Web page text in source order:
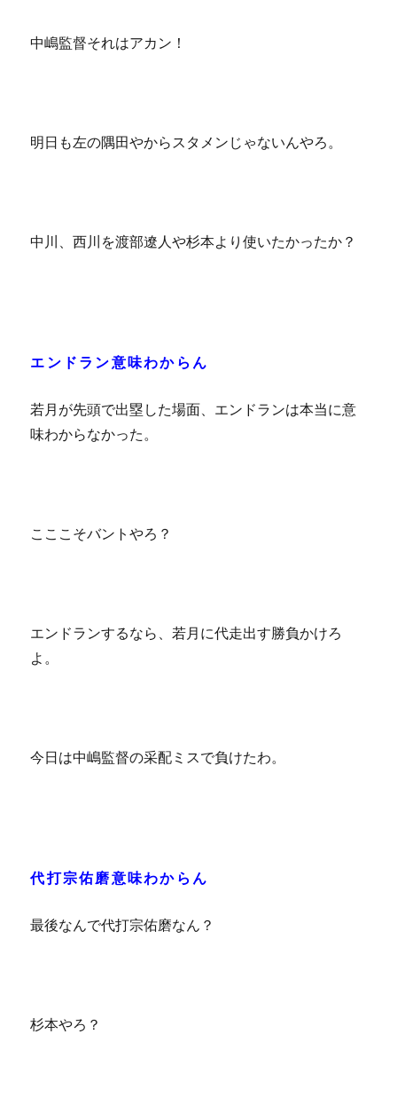
中嶋監督それはアカン！
明日も左の隅田やからスタメンじゃないんやろ。
中川、西川を渡部遼人や杉本より使いたかったか？
エンドラン意味わからん
若月が先頭で出塁した場面、エンドランは本当に意
味わからなかった。
こここそバントやろ？
エンドランするなら、若月に代走出す勝負かけろ
よ。
今日は中嶋監督の采配ミスで負けたわ。
代打宗佑磨意味わからん
最後なんで代打宗佑磨なん？
杉本やろ？